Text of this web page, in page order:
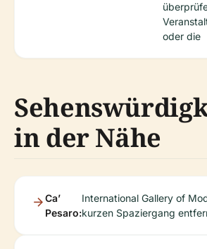
oder die
in der Nähe
Ca’
Pesaro:
International Gallery of
kurzen Spaziergang